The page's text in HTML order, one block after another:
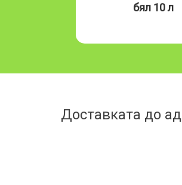
бял 10 л
Доставката до